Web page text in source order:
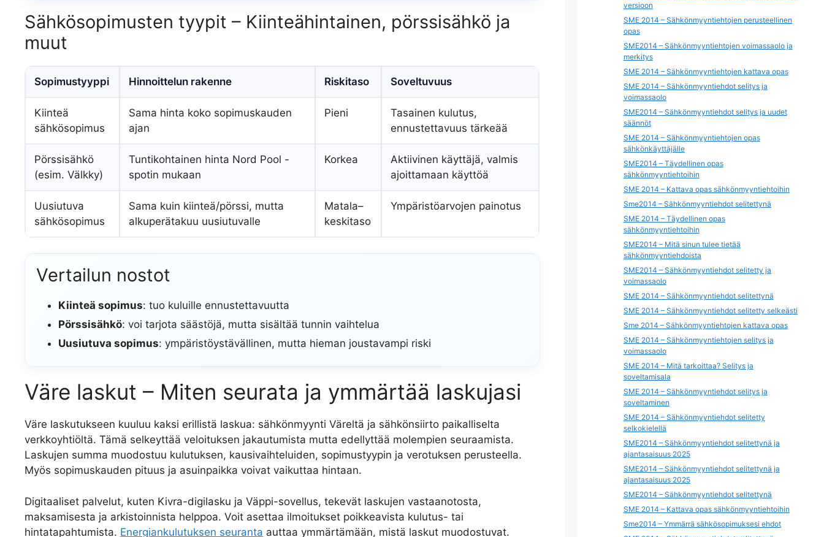
Sähkösopimusten tyypit – Kiinteähintainen, pörssisähkö ja
muut
Sopimustyyppi Hinnoittelun rakenne Riskitaso Soveltuvuus
Kiinteä
sähkösopimus
Sama hinta koko sopimuskauden
ajan
Pieni
Tasainen kulutus,
ennustettavuus tärkeää
Pörssisähkö
(esim. Välkky)
Tuntikohtainen hinta Nord Pool -
spotin mukaan
Korkea
Aktiivinen käyttäjä, valmis
ajoittamaan käyttöä
Uusiutuva
sähkösopimus
Sama kuin kiinteä/pörssi, mutta
alkuperätakuu uusiutuvalle
Matala–
keskitaso
Ympäristöarvojen painotus
Vertailun nostot
Kiinteä sopimus: tuo kuluille ennustettavuutta
Pörssisähkö: voi tarjota säästöjä, mutta sisältää tunnin vaihtelua
Uusiutuva sopimus: ympäristöystävällinen, mutta hieman joustavampi riski
Väre laskut – Miten seurata ja ymmärtää laskujasi
Väre laskutukseen kuuluu kaksi erillistä laskua: sähkönmyynti Väreltä ja sähkönsiirto paikalliselta
verkkoyhtiöltä. Tämä selkeyttää veloituksen jakautumista mutta edellyttää molempien seuraamista.
Laskujen summa muodostuu kulutuksen, kausivaihteluiden, sopimustyypin ja verotuksen perusteella.
Myös sopimuskauden pituus ja asuinpaikka voivat vaikuttaa hintaan.
Digitaaliset palvelut, kuten Kivra-digilasku ja Väppi-sovellus, tekevät laskujen vastaanotosta,
maksamisesta ja arkistoinnista helppoa. Voit asettaa ilmoitukset poikkeavista kulutus- tai
hintatapahtumista. Energiankulutuksen seuranta auttaa ymmärtämään, mistä laskut muodostuvat.
versioon
SME 2014 – Sähkönmyyntiehtojen perusteellinen
opas
SME2014 – Sähkönmyyntiehtojen voimassaolo ja
merkitys
SME 2014 – Sähkönmyyntiehtojen kattava opas
SME 2014 – Sähkönmyyntiehdot selitys ja
voimassaolo
SME2014 – Sähkönmyyntiehdot selitys ja uudet
säännöt
SME 2014 – Sähkönmyyntiehtojen opas
sähkönkäyttäjälle
SME2014 – Täydellinen opas
sähkönmyyntiehtoihin
SME 2014 – Kattava opas sähkönmyyntiehtoihin
Sme2014 – Sähkönmyyntiehdot selitettynä
SME 2014 – Täydellinen opas
sähkönmyyntiehtoihin
SME2014 – Mitä sinun tulee tietää
sähkönmyyntiehdoista
SME2014 – Sähkönmyyntiehdot selitetty ja
voimassaolo
SME 2014 – Sähkönmyyntiehdot selitettynä
SME 2014 – Sähkönmyyntiehdot selitetty selkeästi
Sme 2014 – Sähkönmyyntiehtojen kattava opas
SME 2014 – Sähkönmyyntiehtojen selitys ja
voimassaolo
SME 2014 – Mitä tarkoittaa? Selitys ja
soveltamisala
SME 2014 – Sähkönmyyntiehdot selitys ja
soveltaminen
SME 2014 – Sähkönmyyntiehdot selitetty
selkokielellä
SME2014 – Sähkönmyyntiehdot selitettynä ja
ajantasaisuus 2025
SME2014 – Sähkönmyyntiehdot selitettynä ja
ajantasaisuus 2025
SME2014 – Sähkönmyyntiehdot selitettynä
SME 2014 – Kattava opas sähkönmyyntiehtoihin
Sme2014 – Ymmärrä sähkösopimuksesi ehdot